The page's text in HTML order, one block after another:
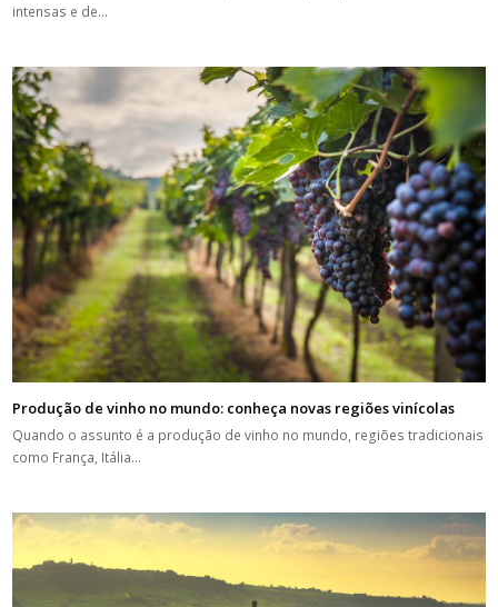
intensas e de…
Produção de vinho no mundo: conheça novas regiões vinícolas
Quando o assunto é a produção de vinho no mundo, regiões tradicionais
como França, Itália…